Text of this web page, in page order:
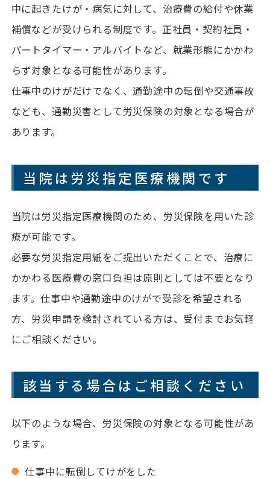
中に起きたけが・病気に対して、治療費の給付や休業
補償などが受けられる制度です。正社員・契約社員・
パートタイマー・アルバイトなど、就業形態にかかわ
らず対象となる可能性があります。
仕事中のけがだけでなく、通勤途中の転倒や交通事故
なども、通勤災害として労災保険の対象となる場合が
あります。
当院は労災指定医療機関です
当院は労災指定医療機関のため、労災保険を用いた診
療が可能です。
必要な労災指定用紙をご提出いただくことで、治療に
かかわる医療費の窓口負担は原則としては不要となり
ます。仕事中や通勤途中のけがで受診を希望される
方、労災申請を検討されている方は、受付までお気軽
にご相談ください。
該当する場合はご相談ください
以下のような場合、労災保険の対象となる可能性があ
ります。
仕事中に転倒してけがをした